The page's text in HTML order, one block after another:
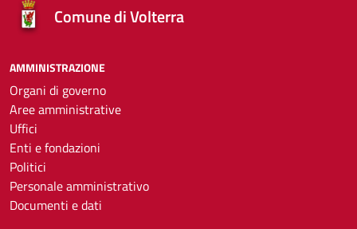
Comune di Volterra
AMMINISTRAZIONE
Organi di governo
Aree amministrative
Uffici
Enti e fondazioni
Politici
Personale amministrativo
Documenti e dati